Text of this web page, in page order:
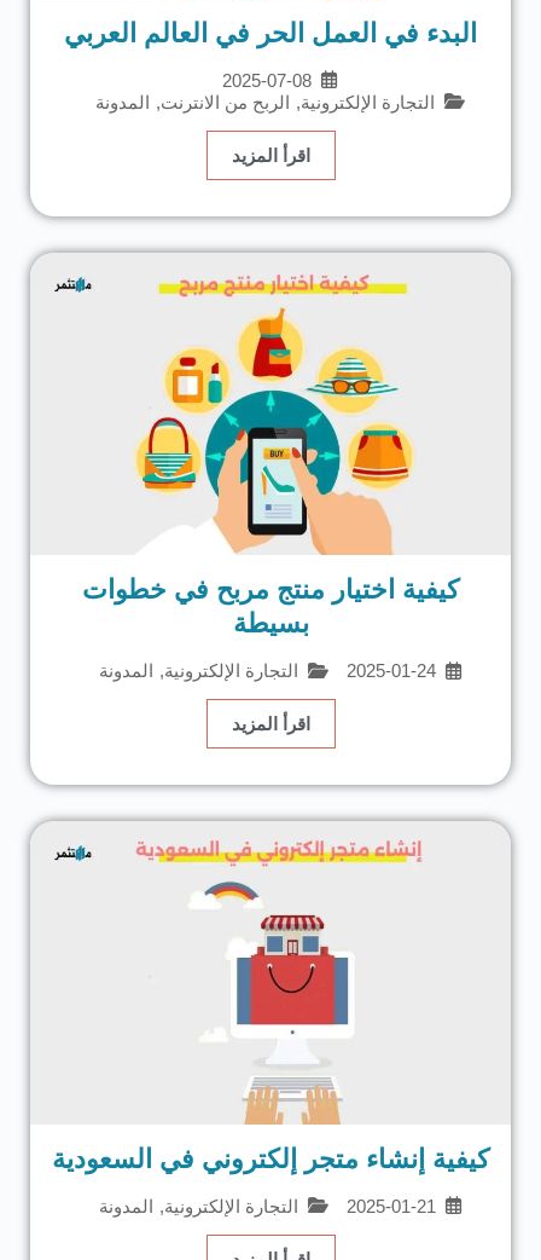
البدء في العمل الحر في العالم العربي
2025-07-08
التجارة الإلكترونية, الربح من الانترنت, المدونة
اقرأ المزيد
كيفية اختيار منتج مربح في خطوات
بسيطة
2025-01-24 التجارة الإلكترونية, المدونة
اقرأ المزيد
كيفية إنشاء متجر إلكتروني في السعودية
2025-01-21 التجارة الإلكترونية, المدونة